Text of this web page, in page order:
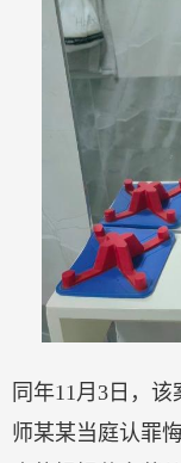
同年11月3日，
师某某当庭认罪